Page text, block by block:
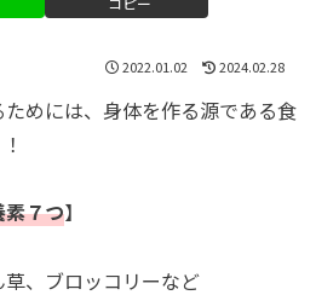
2022.01.02 2024.02.28
めには、身体を作る源である食
素７つ】
、ブロッコリーなど